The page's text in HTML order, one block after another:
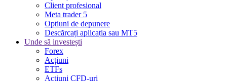
Client profesional
Meta trader 5
Opțiuni de depunere
Descărcați aplicația sau MT5
Unde să investești
Forex
Acțiuni
ETFs
Acțiuni CFD-uri